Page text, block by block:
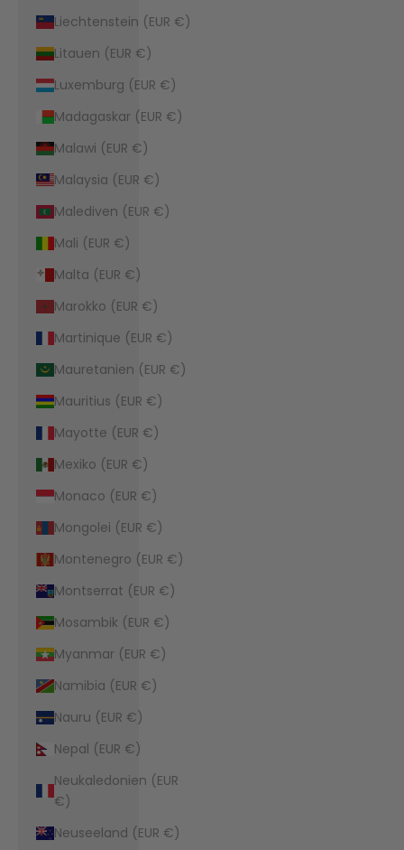
Liechtenstein (EUR €)
Litauen (EUR €)
Luxemburg (EUR €)
Madagaskar (EUR €)
Malawi (EUR €)
Malaysia (EUR €)
Malediven (EUR €)
Mali (EUR €)
Malta (EUR €)
Marokko (EUR €)
Martinique (EUR €)
Mauretanien (EUR €)
Mauritius (EUR €)
Mayotte (EUR €)
Mexiko (EUR €)
Monaco (EUR €)
Mongolei (EUR €)
Montenegro (EUR €)
Montserrat (EUR €)
Mosambik (EUR €)
Myanmar (EUR €)
Namibia (EUR €)
Nauru (EUR €)
Nepal (EUR €)
Neukaledonien (EUR
€)
Neuseeland (EUR €)